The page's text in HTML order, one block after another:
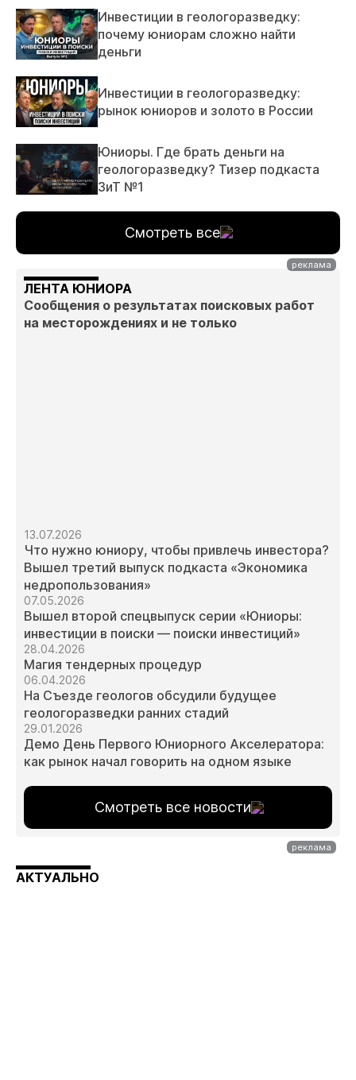
Инвестиции в геологоразведку:
почему юниорам сложно найти
деньги
Инвестиции в геологоразведку:
рынок юниоров и золото в России
Юниоры. Где брать деньги на
геологоразведку? Тизер подкаста
ЗиТ №1
Смотреть все
ЛЕНТА ЮНИОРА
Сообщения о результатах поисковых работ
на месторождениях и не только
13.07.2026
Что нужно юниору, чтобы привлечь инвестора?
Вышел третий выпуск подкаста «Экономика
недропользования»
07.05.2026
Вышел второй спецвыпуск серии «Юниоры:
инвестиции в поиски — поиски инвестиций»
28.04.2026
Магия тендерных процедур
06.04.2026
На Съезде геологов обсудили будущее
геологоразведки ранних стадий
29.01.2026
Демо День Первого Юниорного Акселератора:
как рынок начал говорить на одном языке
Смотреть все новости
АКТУАЛЬНО